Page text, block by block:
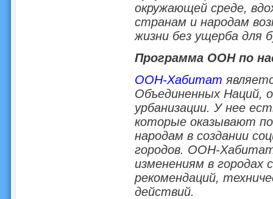
окружающей среде,
странам и народам
жизни без ущерба для
Программа ООН по
ООН-Хабитат
Объединенных Наций,
урбанизации. У нее
которые оказывают
народам в создании
городов. ООН-
изменениям в городах
рекомендаций,
действий.